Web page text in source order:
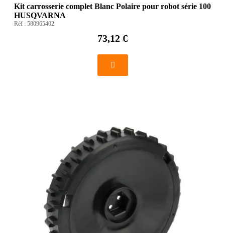
Kit carrosserie complet Blanc Polaire pour robot série 100
HUSQVARNA
Réf : 580965402
73,12 €